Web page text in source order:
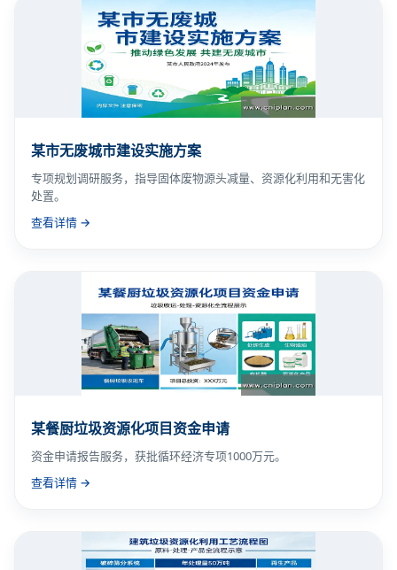
某市无废城市建设实施方案
专项规划调研服务，指导固体废物源头减量、资源化利用和无害化
处置。
查看详情 →
某餐厨垃圾资源化项目资金申请
资金申请报告服务，获批循环经济专项1000万元。
查看详情 →